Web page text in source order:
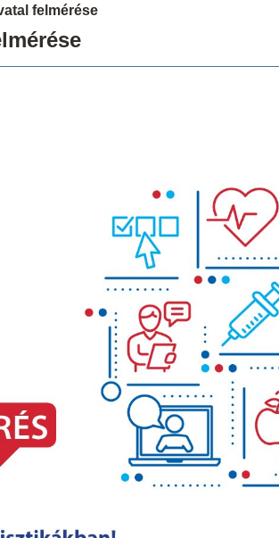
felmérése